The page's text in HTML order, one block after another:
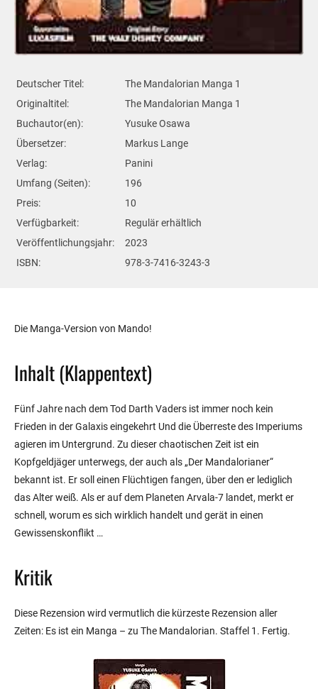
Deutscher Titel:
The Mandalorian Manga 1
Originaltitel:
The Mandalorian Manga 1
Buchautor(en):
Yusuke Osawa
Übersetzer:
Markus Lange
Verlag:
Panini
Umfang (Seiten):
196
Preis:
10
Verfügbarkeit:
Regulär erhältlich
Veröffentlichungsjahr:
2023
ISBN:
978-3-7416-3243-3
Die Manga-Version von Mando!
Inhalt (Klappentext)
Fünf Jahre nach dem Tod Darth Vaders ist immer noch kein
Frieden in der Galaxis eingekehrt Und die Überreste des Imperiums
agieren im Untergrund. Zu dieser chaotischen Zeit ist ein
Kopfgeldjäger unterwegs, der auch als „Der Mandalorianer“
bekannt ist. Er soll einen Flüchtigen fangen, über den er lediglich
das Alter weiß. Als er auf dem Planeten Arvala-7 landet, merkt er
schnell, worum es sich wirklich handelt und gerät in einen
Gewissenskonflikt …
Kritik
Diese Rezension wird vermutlich die kürzeste Rezension aller
Zeiten: Es ist ein Manga – zu The Mandalorian. Staffel 1. Fertig.